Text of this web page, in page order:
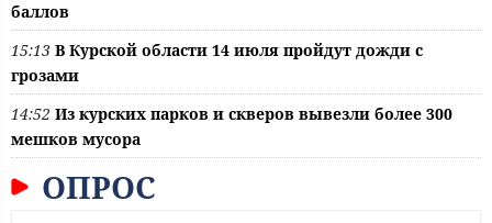
баллов
15:13 В Курской области 14 июля пройдут дожди с
грозами
14:52 Из курских парков и скверов вывезли более 300
мешков мусора
ОПРОС